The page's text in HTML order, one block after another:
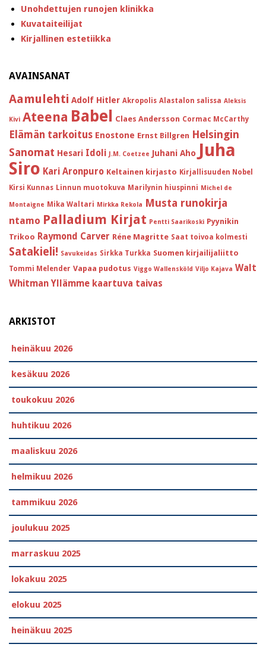
Unohdettujen runojen klinikka
Kuvataiteilijat
Kirjallinen estetiikka
AVAINSANAT
Aamulehti Adolf Hitler Akropolis Alastalon salissa Aleksis
Kivi Ateena Babel Claes Andersson Cormac McCarthy
Elämän tarkoitus Enostone Ernst Billgren Helsingin
Sanomat Hesari Idoli J.M. Coetzee Juhani Aho Juha
Siro Kari Aronpuro Keltainen kirjasto Kirjallisuuden Nobel
Kirsi Kunnas Linnun muotokuva Marilynin hiuspinni Michel de
Montaigne Mika Waltari Mirkka Rekola Musta runokirja
ntamo Palladium Kirjat Pentti Saarikoski Pyynikin
Trikoo Raymond Carver Réne Magritte Saat toivoa kolmesti
Satakieli! Savukeidas Sirkka Turkka Suomen kirjailijaliitto
Tommi Melender Vapaa pudotus Viggo Wallensköld Viljo Kajava Walt
Whitman Yllämme kaartuva taivas
ARKISTOT
heinäkuu 2026
kesäkuu 2026
toukokuu 2026
huhtikuu 2026
maaliskuu 2026
helmikuu 2026
tammikuu 2026
joulukuu 2025
marraskuu 2025
lokakuu 2025
elokuu 2025
heinäkuu 2025